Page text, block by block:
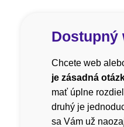
Dostupný
Chcete web
je zásadná
mať úplne
druhý je
sa Vám už